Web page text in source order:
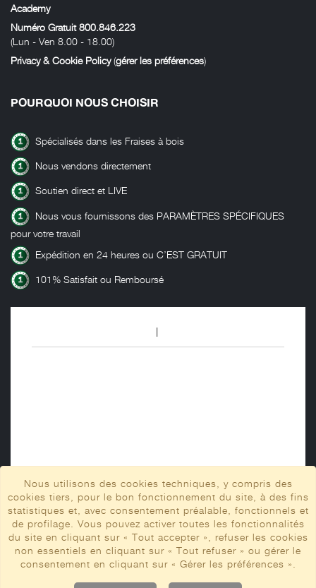
Academy
Numéro Gratuit 800.846.223
(Lun - Ven 8.00 - 18.00)
Privacy & Cookie Policy(gérer les préférences)
POURQUOI NOUS CHOISIR
Spécialisés dans les Fraises à bois
Nous vendons directement
Soutien direct et LIVE
Nous vous fournissons des PARAMÈTRES SPÉCIFIQUES
pour votre travail
Expédition en 24 heures ou C’EST GRATUIT
101% Satisfait ou Remboursé
Nous utilisons des cookies techniques, y compris des
cookies tiers, pour le bon fonctionnement du site, à des fins
statistiques et, avec consentement préalable, fonctionnels et
de profilage. Vous pouvez activer toutes les fonctionnalités
du site en cliquant sur « Tout accepter », refuser les cookies
non essentiels en cliquant sur « Tout refuser » ou gérer le
consentement en cliquant sur « Gérer les préférences ».